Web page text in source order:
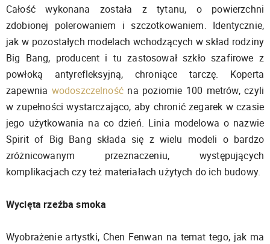
Całość wykonana została z tytanu, o powierzchni
zdobionej polerowaniem i szczotkowaniem. Identycznie,
jak w pozostałych modelach wchodzących w skład rodziny
Big Bang, producent i tu zastosował szkło szafirowe z
powłoką antyrefleksyjną, chroniące tarczę. Koperta
zapewnia wodoszczelnośćna poziomie 100 metrów, czyli
w zupełności wystarczająco, aby chronić zegarek w czasie
jego użytkowania na co dzień. Linia modelowa o nazwie
Spirit of Big Bang składa się z wielu modeli o bardzo
zróżnicowanym przeznaczeniu, występujących
komplikacjach czy też materiałach użytych do ich budowy.
Wycięta rzeźba smoka
Wyobrażenie artystki, Chen Fenwan na temat tego, jak ma